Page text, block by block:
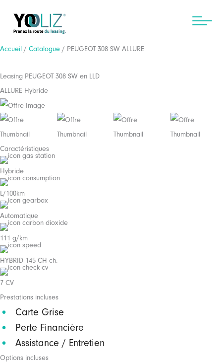
contenu
Accueil / Catalogue / PEUGEOT 308 SW ALLURE
Leasing PEUGEOT 308 SW en LLD
ALLURE Hybride
Caractéristiques
Hybride
L/100km
Automatique
111 g/km
HYBRID 145 CH ch.
7 CV
Prestations incluses
Carte Grise
Perte Financière
Assistance / Entretien
Options incluses